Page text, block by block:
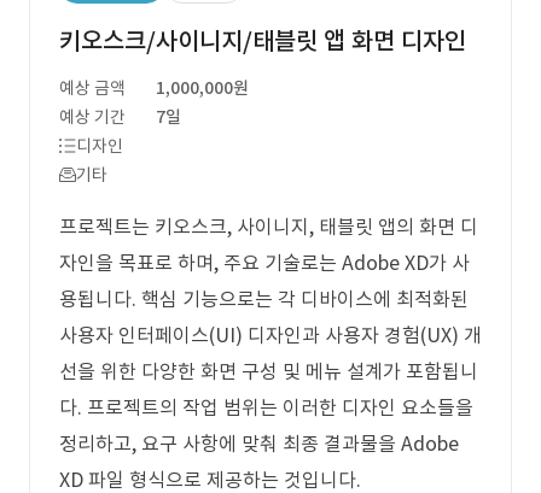
키오스크/사이니지/태블릿 앱 화면 디자인
예상 금액
1,000,000원
예상 기간
7일
디자인
기타
프로젝트는 키오스크, 사이니지, 태블릿 앱의 화면 디
자인을 목표로 하며, 주요 기술로는 Adobe XD가 사
용됩니다. 핵심 기능으로는 각 디바이스에 최적화된
사용자 인터페이스(UI) 디자인과 사용자 경험(UX) 개
선을 위한 다양한 화면 구성 및 메뉴 설계가 포함됩니
다. 프로젝트의 작업 범위는 이러한 디자인 요소들을
정리하고, 요구 사항에 맞춰 최종 결과물을 Adobe
XD 파일 형식으로 제공하는 것입니다.